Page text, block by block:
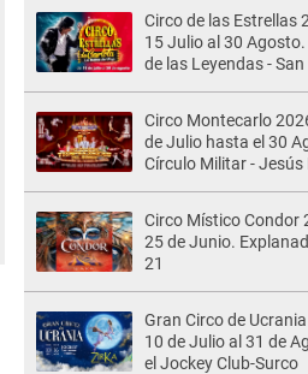
Circo de las Estrellas
15 Julio al 30
de las Leyendas - San
Circo Montecarlo
de Julio hasta el 30
Círculo Militar - Jesús
Circo Místico Condor
25 de Junio.
21
Gran Circo de
10 de Julio al 31 de
el Jockey Club-Surco